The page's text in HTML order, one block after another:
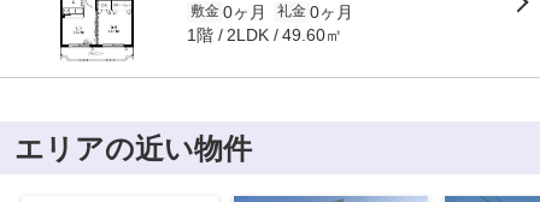
敷金 0ヶ月 礼金 0ヶ月
1階 2LDK 49.60㎡
エリアの近い物件